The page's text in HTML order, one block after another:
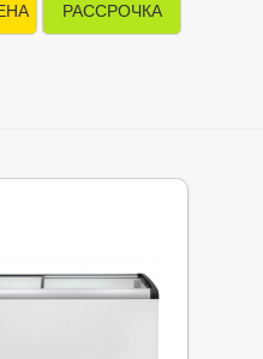
РАССРОЧКА